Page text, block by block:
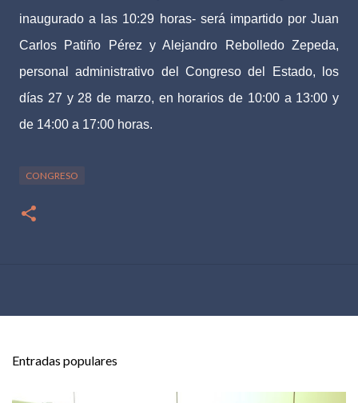
inaugurado a las 10:29 horas- será impartido por Juan
Carlos Patiño Pérez y Alejandro Rebolledo Zepeda,
personal administrativo del Congreso del Estado, los
días 27 y 28 de marzo, en horarios de 10:00 a 13:00 y
de 14:00 a 17:00 horas.
CONGRESO
Entradas populares